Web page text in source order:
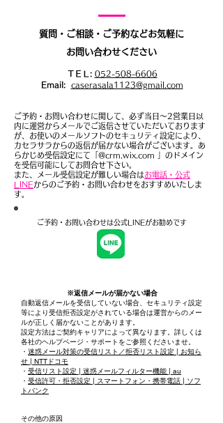
質問・ご相談・ご予約などお気軽に
お問い合わせください
ＴＥＬ: 052-508-6606
Email:
caserasala1123@gmail.com
ご予約・お問い合わせに関して、必ず当日～2営業日以
内に運営からメールでご返信させていただいております
が、お使いのメールソフトのセキュリティ設定により、
カセラサラからの返信が届かない場合がございます。あ
らかじめ受信設定にて「@crm.wix.com 」のドメイン
を受信可能にしてお問合せ下さい。
また、メール受信設定が難しい場合は​​お電話・公式
LINEからのご予約・お問い合わせをおすすめいたしま
す。​
ご予約・お問い合わせは公式LINEがお勧めです
​※返信メールが届かない場合
自動返信メールを受信していない場合、セキュリティ設定
等により受信拒否設定がされている場合は運営からのメー
ルが正しく届かないことがあります。
設定方法はご契約キャリアによって異なります。詳しくは
各社のヘルプページ・サポートをご参照くださいませ。
・ 迷惑メール対策の受信リスト／拒否リスト設定 | お知ら
せ | NTTドコモ
・ 受信リスト設定 | 迷惑メールフィルター機能 | au
・ 受信許可・拒否設定 | スマートフォン・携帯電話 | ソフ
トバンク
その他の原因